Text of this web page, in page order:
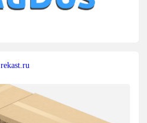
rekast.ru